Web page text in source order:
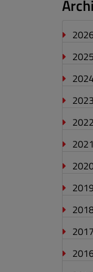
2025
2023
2022
2021
2019
2017